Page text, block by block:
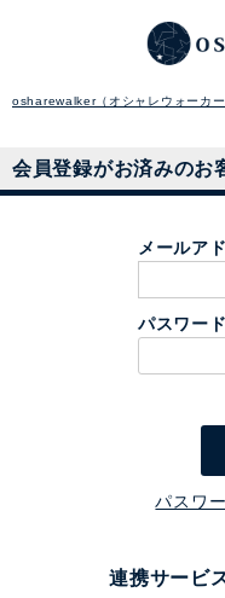
osharewalker（オシャレウォーカー
会員登録がお済みのお
メールア
パスワー
パスワ
連携サービ